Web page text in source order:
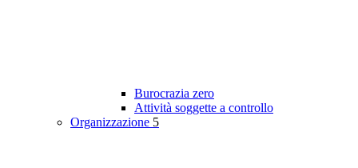
Burocrazia zero
Attività soggette a controllo
Organizzazione 5